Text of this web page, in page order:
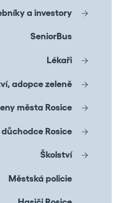
a investory
SeniorBus
Lékaři
adopce zeleně
města Rosice
důchodce Rosice
Školství
Městská policie